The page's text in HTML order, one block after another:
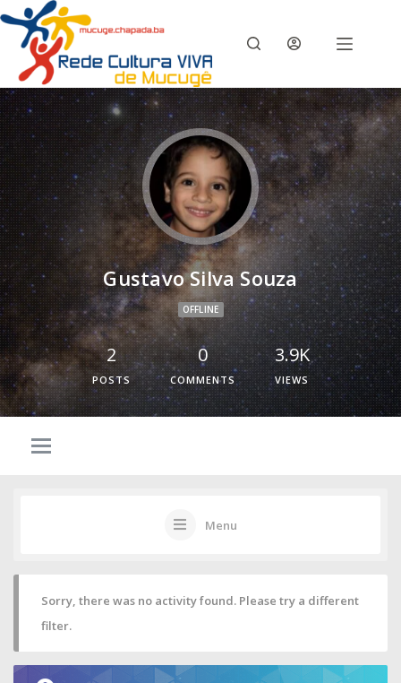
Gustavo Silva Souza
OFFLINE
2
POSTS
0
COMMENTS
3.9K
VIEWS
Menu
Sorry, there was no activity found. Please try a different
filter.